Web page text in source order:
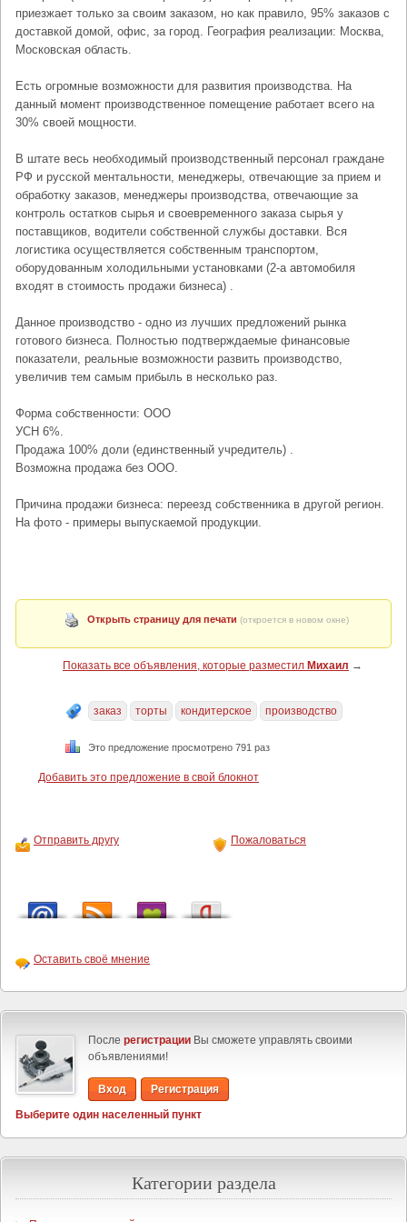
приезжает только за своим заказом, но как правило, 95% заказов с
доставкой домой, офис, за город. География реализации: Москва,
Московская область.
Есть огромные возможности для развития производства. На
данный момент производственное помещение работает всего на
30% своей мощности.
В штате весь необходимый производственный персонал граждане
РФ и русской ментальности, менеджеры, отвечающие за прием и
обработку заказов, менеджеры производства, отвечающие за
контроль остатков сырья и своевременного заказа сырья у
поставщиков, водители собственной службы доставки. Вся
логистика осуществляется собственным транспортом,
оборудованным холодильными установками (2-а автомобиля
входят в стоимость продажи бизнеса) .
Данное производство - одно из лучших предложений рынка
готового бизнеса. Полностью подтверждаемые финансовые
показатели, реальные возможности развить производство,
увеличив тем самым прибыль в несколько раз.
Форма собственности: ООО
УСН 6%.
Продажа 100% доли (единственный учредитель) .
Возможна продажа без ООО.
Причина продажи бизнеса: переезд собственника в другой регион.
На фото - примеры выпускаемой продукции.
Открыть страницу для печати (откроется в новом окне)
Показать все объявления, которые разместил Михаил →
заказ торты кондитерское производство
Это предложение просмотрено 791 раз
Добавить это предложение в свой блокнот
Отправить другу Пожаловаться
Оставить своё мнение
После регистрации Вы сможете управлять своими
объявлениями!
Вход
Регистрация
Выберите один населенный пункт
Категории раздела